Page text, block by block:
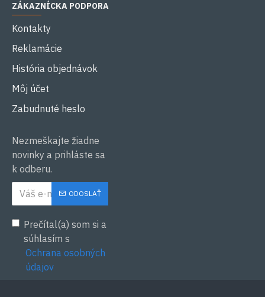
ZÁKAZNÍCKA PODPORA
Kontakty
Reklamácie
História objednávok
Môj účet
Zabudnuté heslo
Nezmeškajte žiadne
novinky a prihláste sa
k odberu.
ODOSLAŤ
Prečítal(a) som si a
súhlasím s
Ochrana osobných
údajov